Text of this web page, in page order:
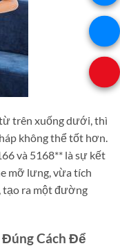
trên xuống dưới, thì
không thể tốt hơn.
và 5168** là sự kết
mỡ lưng, vừa tích
tạo ra một đường
Cách Để